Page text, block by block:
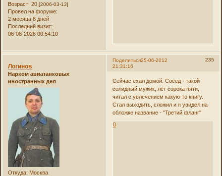
Возраст: 20[2006-03-13]
Провел на форуме:
2 месяца 8 дней
Последний визит:
06-08-2026 00:54:10
Поделиться 235
25-06-2012
21:31:16
Логинов
Нарком авиатанковых
иностранных дел
Откуда: Москва
Сейчас ехал домой. Сосед - такой
солидный мужик, лет сорока пяти,
читал с увлечением какую-то книгу.
Стал выходить, сложил и я увидел на
обложке название - "Третий фланг"
0